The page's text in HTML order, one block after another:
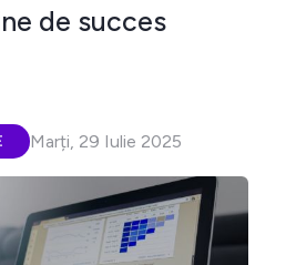
de succes
Marți, 29 Iulie 2025